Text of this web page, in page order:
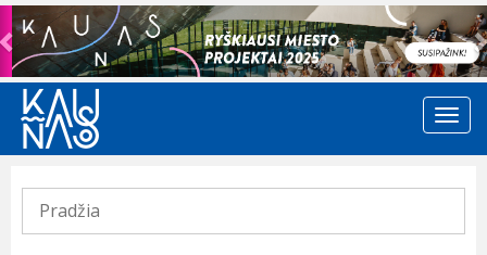
Previous
Pradžia